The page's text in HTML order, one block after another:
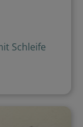
Schleife